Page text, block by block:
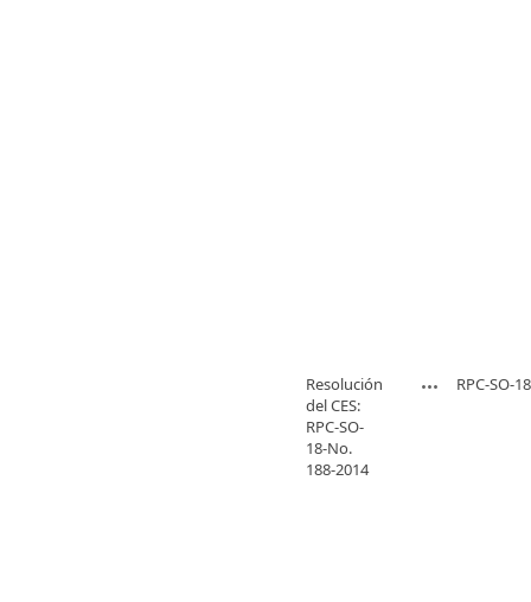
Resolución
del CES:
RPC-SO-
18-No.
188-2014
RPC-SO-